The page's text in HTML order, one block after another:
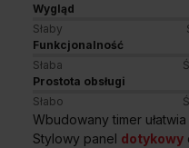
C
Wygląd
Słaby
Funkcjonalność
Słaba
Prostota obsługi
Słabo
Wbudowany timer
Stylowy panel dotykowy